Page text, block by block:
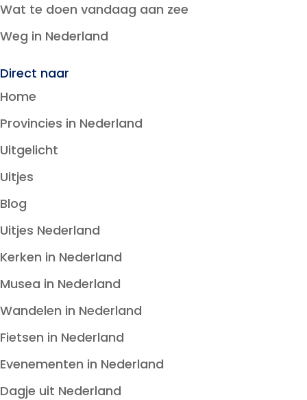
Wat te doen vandaag aan zee
Weg in Nederland
Direct naar
Home
Provincies in Nederland
Uitgelicht
Uitjes
Blog
Uitjes Nederland
Kerken in Nederland
Musea in Nederland
Wandelen in Nederland
Fietsen in Nederland
Evenementen in Nederland
Dagje uit Nederland